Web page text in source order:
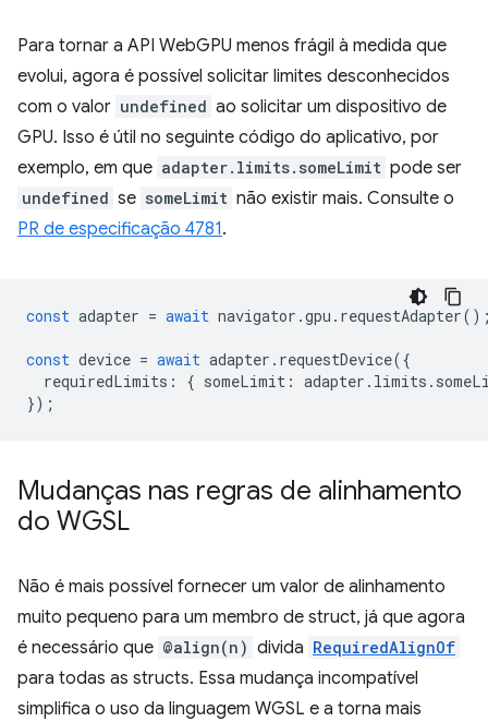
Para tornar a API WebGPU menos frágil à medida que
evolui, agora é possível solicitar limites desconhecidos
com o valor undefined ao solicitar um dispositivo de
GPU. Isso é útil no seguinte código do aplicativo, por
exemplo, em que adapter.limits.someLimit pode ser
undefined se someLimit não existir mais. Consulte o
PR de especificação 4781.
const adapter = await navigator .gpu . requestAdapter
const device = await adapter . requestDevice({
requiredLimits : { someLimit : adapter . limits .
});
Mudanças nas regras de alinhamento
do WGSL
Não é mais possível fornecer um valor de alinhamento
muito pequeno para um membro de struct, já que agora
é necessário que @align(n) divida RequiredAlignOf
para todas as structs. Essa mudança incompatível
simplifica o uso da linguagem WGSL e a torna mais